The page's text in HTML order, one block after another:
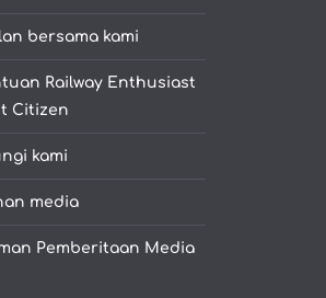
bersama kami
Railway Enthusiast
Citizen
kami
media
Pemberitaan Media